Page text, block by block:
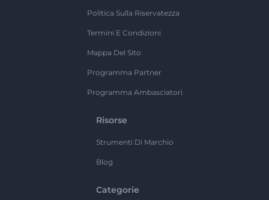
Politica Sulla Riservatezza
Termini E Condizioni
Mappa Del Sito
Programma Partner
Programma Ambasciatori
Risorse
Strumenti Di Marchio
Blog
Categorie